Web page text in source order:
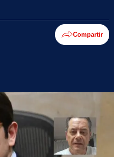
Compartir